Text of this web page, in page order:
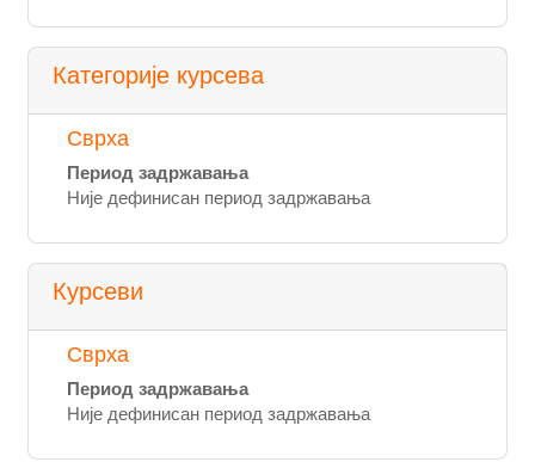
Категорије курсева
Сврха
Период задржавања
Није дефинисан период задржавања
Курсеви
Сврха
Период задржавања
Није дефинисан период задржавања